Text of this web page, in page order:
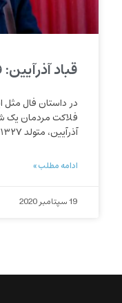
قباد
در داستان فال
فلاکت مردمان یک
آذرآیین، متولد ۱۳۲۷، مسجد
ادامه مطلب »
19 سپتامبر 2020